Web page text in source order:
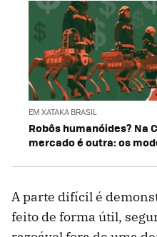
EM XATAKA BRASIL
Robôs humanóides? Na
mercado é outra: os
A parte difícil é
feito de forma útil,